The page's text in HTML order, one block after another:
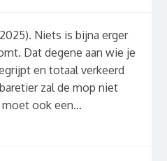
Niets is bijna erger
Dat degene aan wie je
en totaal verkeerd
zal de mop niet
ook een...